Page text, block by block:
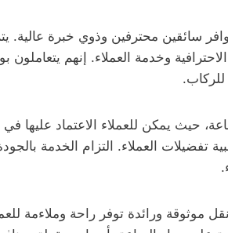
سائقين محترفين وذوي خبرة عالية.
وخدمة العملاء. إنهم يتعاملون
حيث يمكن للعملاء الاعتماد عليها
تفضيلات العملاء. التزام الخدمة
موثوقة ورائدة توفر راحة وملاءمة